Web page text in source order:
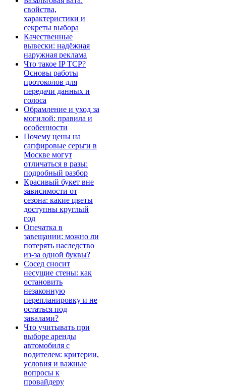
свойства,
характеристики и
секреты выбора
Качественные
вывески: надёжная
наружная реклама
Что такое IP TCP?
Основы работы
протоколов для
передачи данных и
голоса
Обрамление и уход за
могилой: правила и
особенности
Почему цены на
сапфировые серьги в
Москве могут
отличаться в разы:
подробный разбор
Красивый букет вне
зависимости от
сезона: какие цветы
доступны круглый
год
Опечатка в
завещании: можно ли
потерять наследство
из-за одной буквы?
Сосед сносит
несущие стены: как
остановить
незаконную
перепланировку и не
остаться под
завалами?
Что учитывать при
выборе аренды
автомобиля с
водителем: критерии,
условия и важные
вопросы к
провайдеру